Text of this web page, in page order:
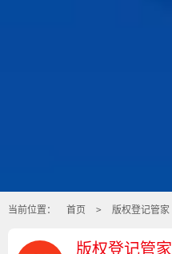
当前位置： 首页 > 版权登记管家
版权登记管家